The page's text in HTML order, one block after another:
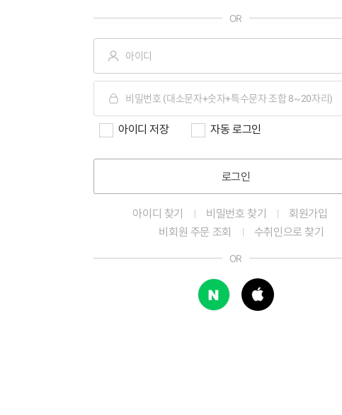
OR
아이디 저장 자동 로그인
로그인
아이디 찾기 비밀번호 찾기
회원가입
비회원 주문 조회
수취인으로 찾기
OR